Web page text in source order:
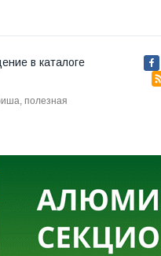
в каталоге
полезная